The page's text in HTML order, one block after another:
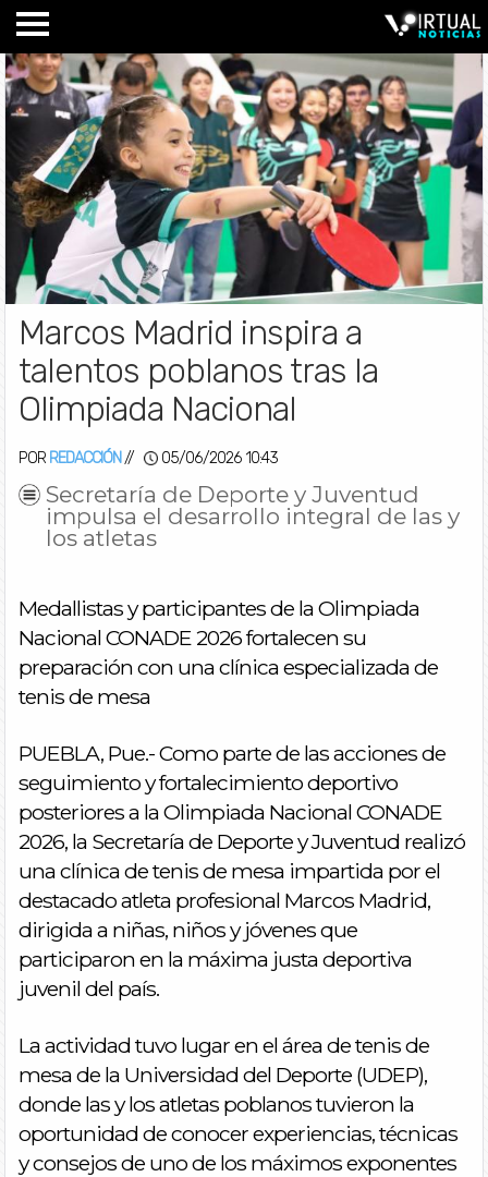
Marcos Madrid inspira a
talentos poblanos tras la
Olimpiada Nacional
POR REDACCIÓN // 05/06/2026 10:43
Secretaría de Deporte y Juventud
impulsa el desarrollo integral de las y
los atletas
Medallistas y participantes de la Olimpiada
Nacional CONADE 2026 fortalecen su
preparación con una clínica especializada de
tenis de mesa
PUEBLA, Pue.- Como parte de las acciones de
seguimiento y fortalecimiento deportivo
posteriores a la Olimpiada Nacional CONADE
2026, la Secretaría de Deporte y Juventud realizó
una clínica de tenis de mesa impartida por el
destacado atleta profesional Marcos Madrid,
dirigida a niñas, niños y jóvenes que
participaron en la máxima justa deportiva
juvenil del país.
La actividad tuvo lugar en el área de tenis de
mesa de la Universidad del Deporte (UDEP),
donde las y los atletas poblanos tuvieron la
oportunidad de conocer experiencias, técnicas
y consejos de uno de los máximos exponentes